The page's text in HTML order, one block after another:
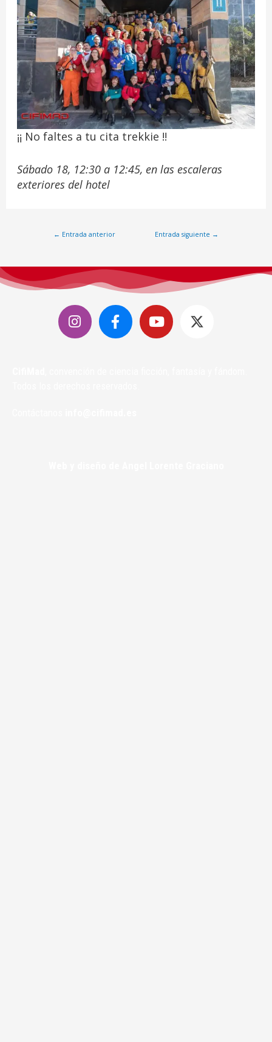
¡¡ No faltes a tu cita trekkie !!
Sábado 18, 12:30 a 12:45, en las escaleras
exteriores del hotel
← Entrada anterior Entrada siguiente →